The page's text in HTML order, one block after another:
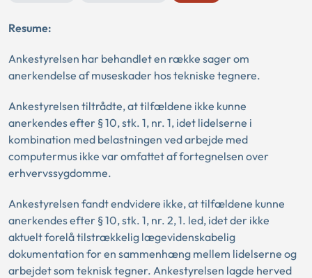
Resume:
Ankestyrelsen har behandlet en række sager om
anerkendelse af museskader hos tekniske tegnere.
Ankestyrelsen tiltrådte, at tilfældene ikke kunne
anerkendes efter § 10, stk. 1, nr. 1, idet lidelserne i
kombination med belastningen ved arbejde med
computermus ikke var omfattet af fortegnelsen over
erhvervssygdomme.
Ankestyrelsen fandt endvidere ikke, at tilfældene kunne
anerkendes efter § 10, stk. 1, nr. 2, 1. led, idet der ikke
aktuelt forelå tilstrækkelig lægevidenskabelig
dokumentation for en sammenhæng mellem lidelserne og
arbejdet som teknisk tegner. Ankestyrelsen lagde herved